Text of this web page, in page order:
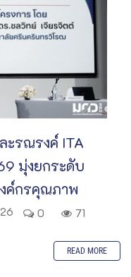
ะรณรงค์ ITA
มุ่งยกระดับ
ค์กรคุณภาพ
0 71
READ MORE